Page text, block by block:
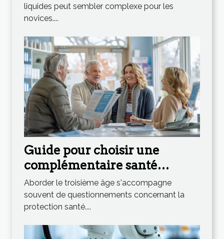
liquides peut sembler complexe pour les
novices....
Guide pour choisir une
complémentaire santé
adaptée aux seniors
Aborder le troisième âge s'accompagne
souvent de questionnements concernant la
protection santé....